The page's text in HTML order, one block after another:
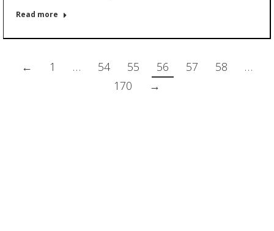
Read more
← 1 … 54 55 56 57 58
…
170
→